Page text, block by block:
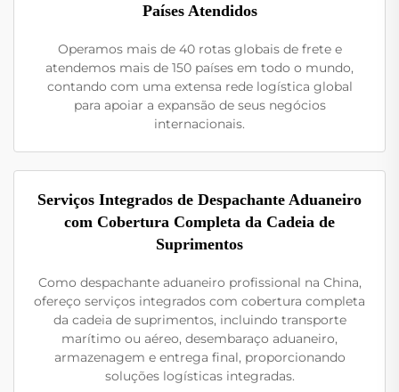
Países Atendidos
Operamos mais de 40 rotas globais de frete e
atendemos mais de 150 países em todo o mundo,
contando com uma extensa rede logística global
para apoiar a expansão de seus negócios
internacionais.
Serviços Integrados de Despachante Aduaneiro
com Cobertura Completa da Cadeia de
Suprimentos
Como despachante aduaneiro profissional na China,
ofereço serviços integrados com cobertura completa
da cadeia de suprimentos, incluindo transporte
marítimo ou aéreo, desembaraço aduaneiro,
armazenagem e entrega final, proporcionando
soluções logísticas integradas.